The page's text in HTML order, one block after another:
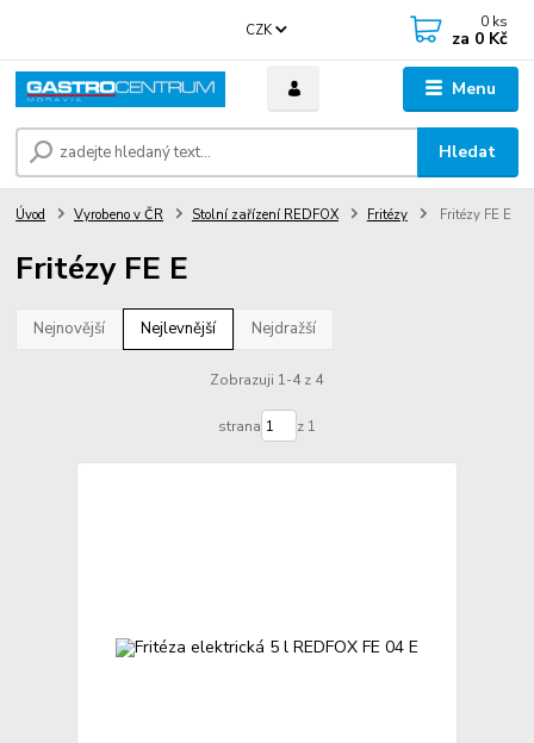
Menu
CZK
Hledat
0 ks
za 0 Kč
Úvod Vyrobeno v ČR Stolní zařízení REDFOX Fritézy Fritézy FE E
Fritézy FE E
Nejnovější Nejlevnější Nejdražší
Zobrazuji 1-4 z 4
strana z 1